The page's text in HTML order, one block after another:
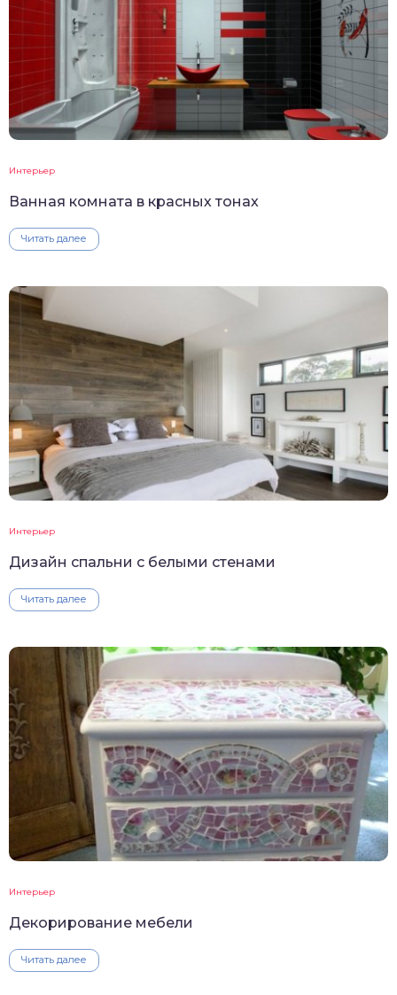
Интерьер
Ванная комната в красных тонах
Читать далее
Интерьер
Дизайн спальни с белыми стенами
Читать далее
Интерьер
Декорирование мебели
Читать далее